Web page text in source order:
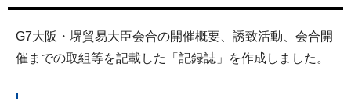
G7大阪・堺貿易大臣会合の開催概要、誘致活動、会合開
催までの取組等を記載した「記録誌」を作成しました。